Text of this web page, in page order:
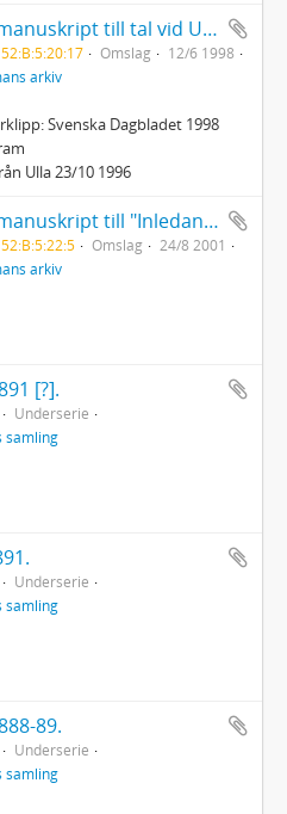
Utkast och manuskript till tal vid Ulla Torpes bår
Omslag
12/6 1998
arkiv
Svenska Dagbladet 1998
Ulla 23/10 1996
Utkast och manuskript till "Inledande ord före Sven David Sandströms musik till en Mölna-Elegi" på Slottet
Omslag
24/8 2001
arkiv
[?].
Underserie
samling
Underserie
samling
89.
Underserie
samling